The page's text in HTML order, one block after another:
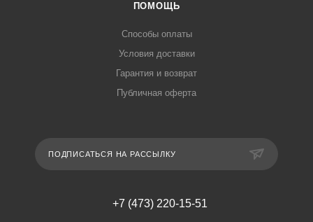
ПОМОЩЬ
Способы оплаты
Условия доставки
Гарантия и возврат
Публичная оферта
ПОДПИСАТЬСЯ НА РАССЫЛКУ
+7 (473) 220-15-51